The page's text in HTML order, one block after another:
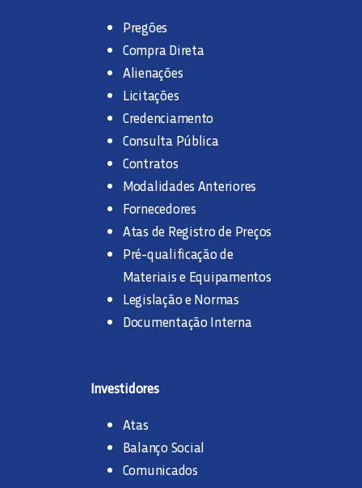
Pregões
Compra Direta
Alienações
Licitações
Credenciamento
Consulta Pública
Contratos
Modalidades Anteriores
Fornecedores
Atas de Registro de Preços
Pré-qualificação de
Materiais e Equipamentos
Legislação e Normas
Documentação Interna
Investidores
Atas
Balanço Social
Comunicados